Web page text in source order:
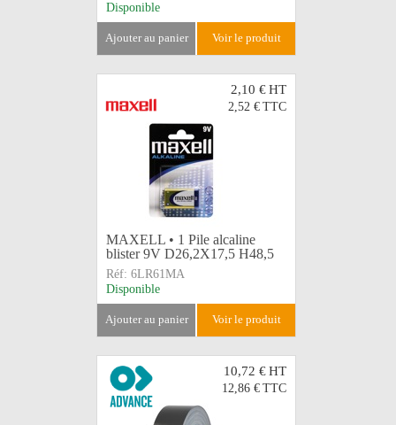
Disponible
ajouter au panier voir le produit
2,10 €HT
2,52 € TTC
MAXELL • 1 Pile alcaline
blister 9V D26,2X17,5 H48,5
Réf: 6LR61MA
Disponible
ajouter au panier voir le produit
10,72 €HT
12,86 € TTC